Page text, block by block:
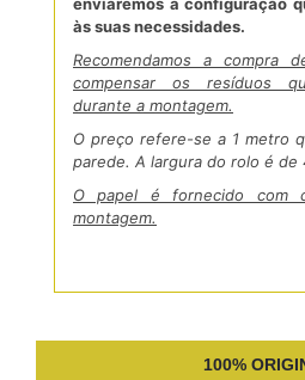
às suas necessidades.
Recomendamos a compra
compensar os resíduos
durante a montagem.
O preço refere-se a 1 metro
parede. A largura do rolo é de
O papel é fornecido com
montagem.
100%